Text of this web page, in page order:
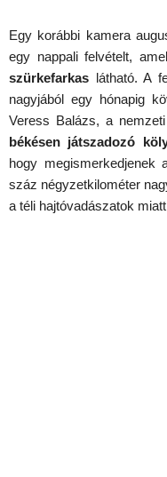
Egy korábbi kamera
egy nappali felvételt,
szürkefarkas látható. A
nagyjából egy hónapig
Veress Balázs, a
békésen játszadozó
hogy megismerkedjenek
száz négyzetkilométer
a téli hajtóvadászatok